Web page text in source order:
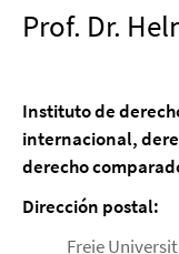
Prof. Dr.
Instituto de
internacional,
derecho
Dirección postal:
Freie